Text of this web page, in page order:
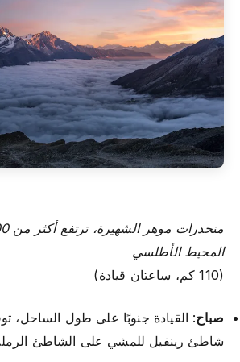
المحيط الأطلسي
(110 كم، ساعتان قيادة)
صباح: القيادة جنوبًا على طول الساحل،
شاطئ رينفيل للمشي على الشاطئ